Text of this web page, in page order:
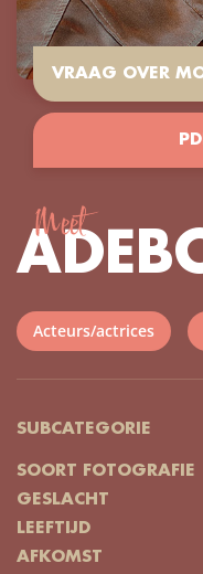
VRAAG OVER
Meet
Acteurs/actrices
SUBCATEGORIE
SOORT FOTOGRAFIE
GESLACHT
LEEFTIJD
AFKOMST